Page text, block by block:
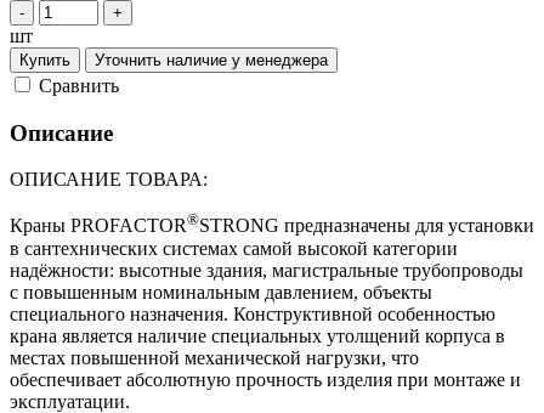
- +
шт
Купить Уточнить наличие у менеджера
Cравнить
Описание
ОПИСАНИЕ ТОВАРА:
Краны PROFACTOR®STRONG предназначены для установки
в сантехнических системах самой высокой категории
надёжности: высотные здания, магистральные трубопроводы
с повышенным номинальным давлением, объекты
специального назначения. Конструктивной особенностью
крана является наличие специальных утолщений корпуса в
местах повышенной механической нагрузки, что
обеспечивает абсолютную прочность изделия при монтаже и
эксплуатации.